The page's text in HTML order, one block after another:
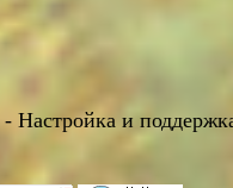
- Настройка и